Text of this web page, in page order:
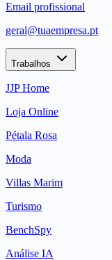
Email profissional
geral@tuaempresa.pt
Trabalhos
JJP Home
Loja Online
Pétala Rosa
Moda
Villas Marim
Turismo
BenchSpy
Análise IA